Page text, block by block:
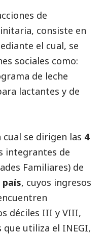
de
consiste en
el cual, se
sociales como:
de leche
lactantes y de
se dirigen las 4
integrantes de
Familiares) de
, cuyos ingresos
déciles III y VIII,
que utiliza el INEGI,